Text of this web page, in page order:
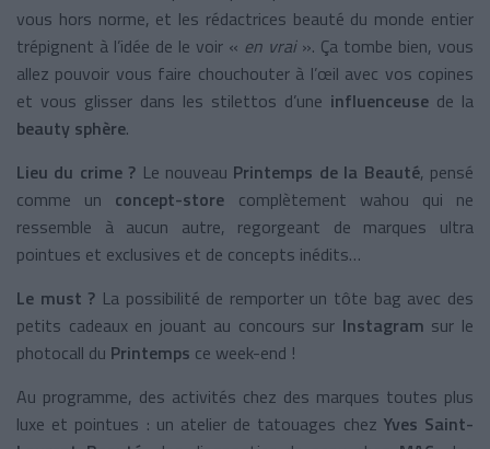
vous hors norme, et les rédactrices beauté du monde entier
trépignent à l’idée de le voir « en vrai ». Ça tombe bien, vous
allez pouvoir vous faire chouchouter à l’œil avec vos copines
et vous glisser dans les stilettos d’une influenceuse de la
beauty sphère.
Lieu du crime ? Le nouveau Printemps de la Beauté, pensé
comme un concept-store complètement wahou qui ne
ressemble à aucun autre, regorgeant de marques ultra
pointues et exclusives et de concepts inédits…
Le must ? La possibilité de remporter un tôte bag avec des
petits cadeaux en jouant au concours sur Instagram sur le
photocall du Printemps ce week-end !
Au programme, des activités chez des marques toutes plus
luxe et pointues : un atelier de tatouages chez Yves Saint-